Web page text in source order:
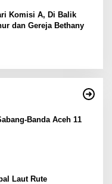
Komisi A, Di Balik
dan Gereja Bethany
Banda Aceh 11
Laut Rute